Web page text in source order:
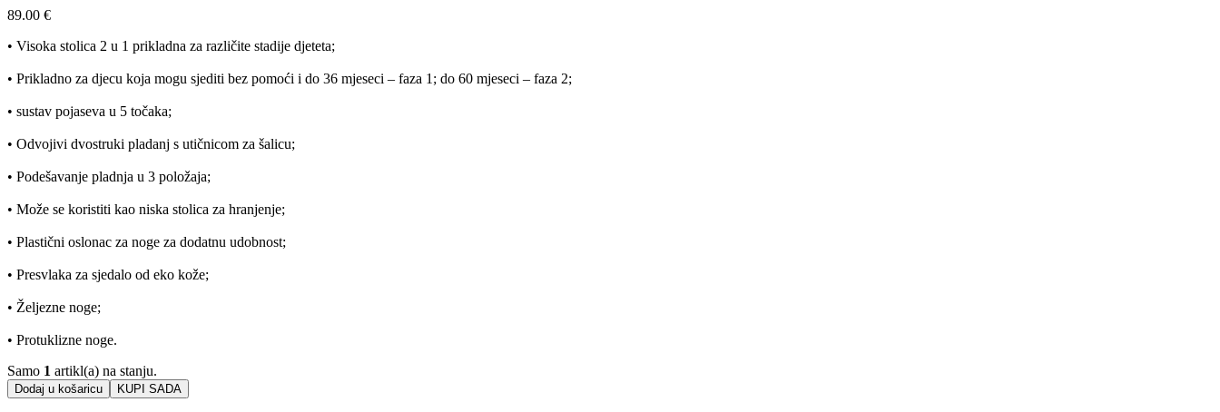
89.00 €
• Visoka stolica 2 u 1 prikladna za različite stadije djeteta;
• Prikladno za djecu koja mogu sjediti bez pomoći i do 36 mjeseci – faza 1; do 60 mjeseci – faza 2;
• sustav pojaseva u 5 točaka;
• Odvojivi dvostruki pladanj s utičnicom za šalicu;
• Podešavanje pladnja u 3 položaja;
• Može se koristiti kao niska stolica za hranjenje;
• Plastični oslonac za noge za dodatnu udobnost;
• Presvlaka za sjedalo od eko kože;
• Željezne noge;
• Protuklizne noge.
Samo 1 artikl(a) na stanju.
Dodaj u košaricu KUPI SADA